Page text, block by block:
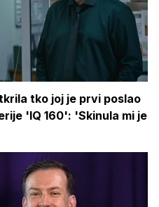
tko joj je prvi poslao
'IQ 160': 'Skinula mi je